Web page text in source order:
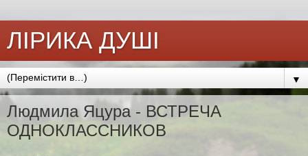
ЛІРИКА ДУШІ
▼
Людмила Яцура - ВСТРЕЧА
ОДНОКЛАССНИКОВ